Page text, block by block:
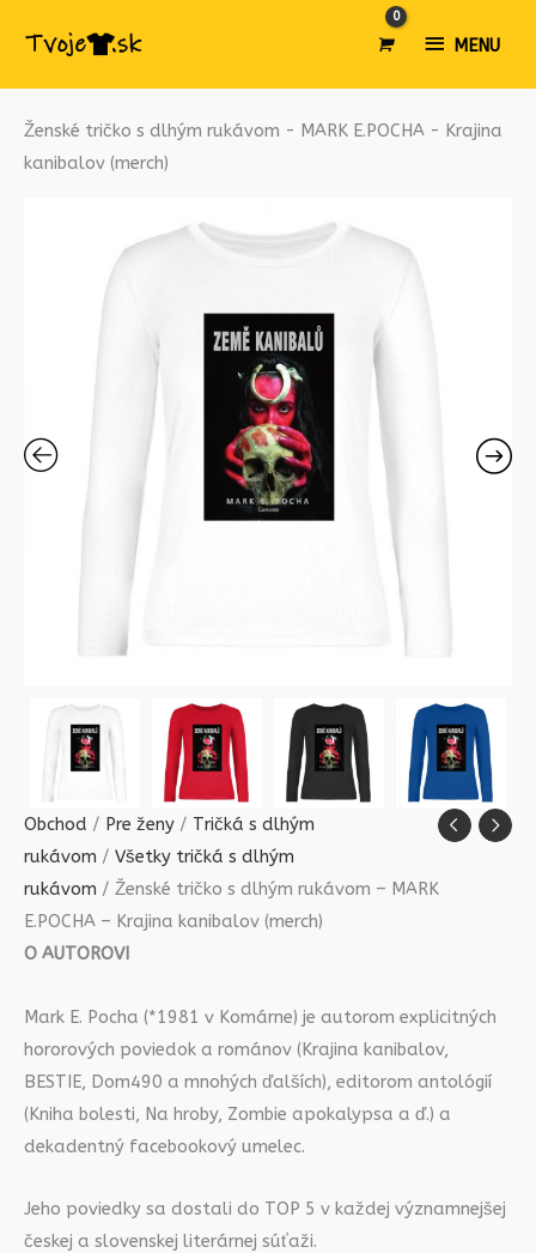
MENU
MENU
Ženské tričko s dlhým rukávom - MARK E.POCHA - Krajina
kanibalov (merch)
Obchod / Pre ženy / Tričká s dlhým
rukávom / Všetky tričká s dlhým
rukávom / Ženské tričko s dlhým rukávom – MARK
E.POCHA – Krajina kanibalov (merch)
O AUTOROVI
Mark E. Pocha (*1981 v Komárne) je autorom explicitných
hororových poviedok a románov (Krajina kanibalov,
BESTIE, Dom490 a mnohých ďalších), editorom antológií
(Kniha bolesti, Na hroby, Zombie apokalypsa a ď.) a
dekadentný facebookový umelec.
Jeho poviedky sa dostali do TOP 5 v každej významnejšej
českej a slovenskej literárnej súťaži.
množstvo
Ženské
rukávom
Krajina